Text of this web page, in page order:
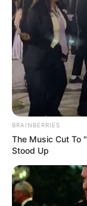
BRAINBERRIES
The Music Cut To
Stood Up